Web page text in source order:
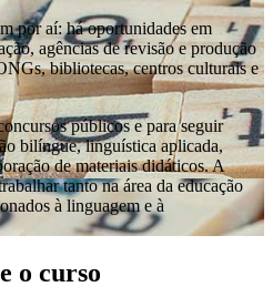
por aí: há oportunidades em
agências de revisão e produção
bibliotecas, centros culturais e
públicos e para seguir
bilíngue, linguística aplicada,
de materiais didáticos. A
tanto na área da educação
à linguagem e à
o curso